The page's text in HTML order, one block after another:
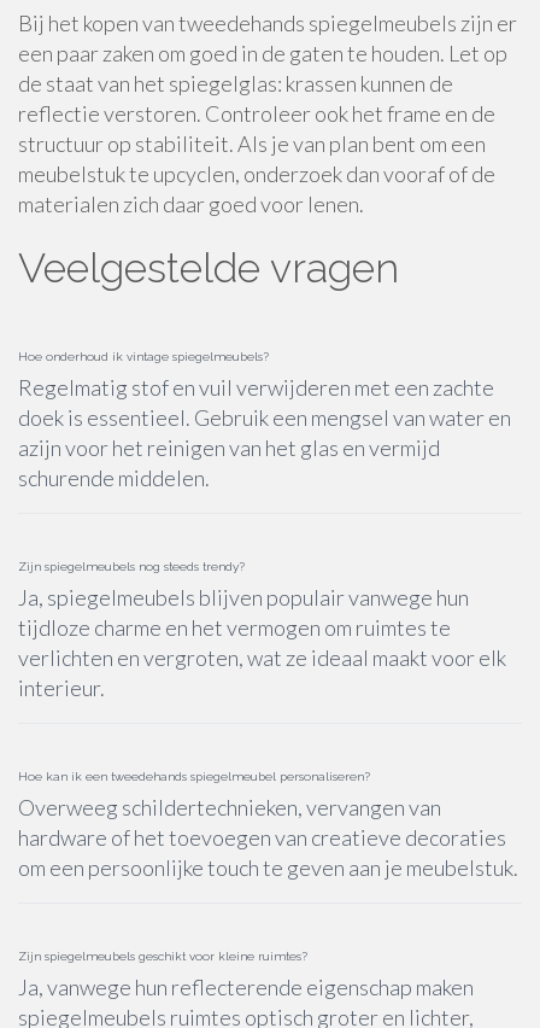
Bij het kopen van tweedehands spiegelmeubels zijn er
een paar zaken om goed in de gaten te houden. Let op
de staat van het spiegelglas: krassen kunnen de
reflectie verstoren. Controleer ook het frame en de
structuur op stabiliteit. Als je van plan bent om een
meubelstuk te upcyclen, onderzoek dan vooraf of de
materialen zich daar goed voor lenen.
Veelgestelde vragen
Hoe onderhoud ik vintage spiegelmeubels?
Regelmatig stof en vuil verwijderen met een zachte
doek is essentieel. Gebruik een mengsel van water en
azijn voor het reinigen van het glas en vermijd
schurende middelen.
Zijn spiegelmeubels nog steeds trendy?
Ja, spiegelmeubels blijven populair vanwege hun
tijdloze charme en het vermogen om ruimtes te
verlichten en vergroten, wat ze ideaal maakt voor elk
interieur.
Hoe kan ik een tweedehands spiegelmeubel personaliseren?
Overweeg schildertechnieken, vervangen van
hardware of het toevoegen van creatieve decoraties
om een persoonlijke touch te geven aan je meubelstuk.
Zijn spiegelmeubels geschikt voor kleine ruimtes?
Ja, vanwege hun reflecterende eigenschap maken
spiegelmeubels ruimtes optisch groter en lichter,